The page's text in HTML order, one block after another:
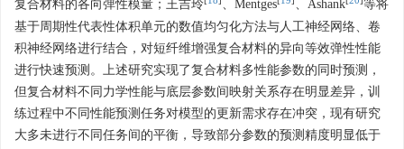
复合材料的各向弹性模量；王吉玲
、Mentges 、Ashank
等将
基于周期性代表性体积单元的数值均匀化方法与人工神经网络、卷
积神经网络进行结合，对短纤维增强复合材料的异向等效弹性性能
进行快速预测。上述研究实现了复合材料多性能参数的同时预测，
但复合材料不同力学性能与底层参数间映射关系存在明显差异，训
练过程中不同性能预测任务对模型的更新需求存在冲突，现有研究
大多未进行不同任务间的平衡，导致部分参数的预测精度明显低于